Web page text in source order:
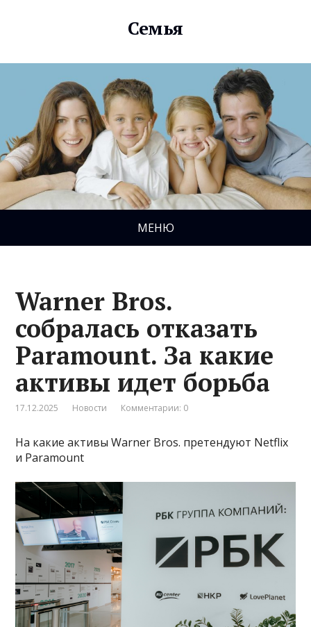
Семья
МЕНЮ
Warner Bros.
собралась отказать
Paramount. За какие
активы идет борьба
17.12.2025 Новости Комментарии: 0
На какие активы Warner Bros. претендуют Netflix
и Paramount